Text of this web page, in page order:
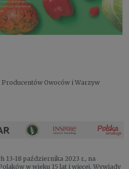
Owoców i Warzyw
13-18 października 2023 r., na
w wieku 15 lat i więcej. Wywiady